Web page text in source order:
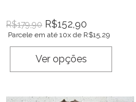
R$179,90 R$152,90
Parcele em até 10x de R$15,29
Ver opções